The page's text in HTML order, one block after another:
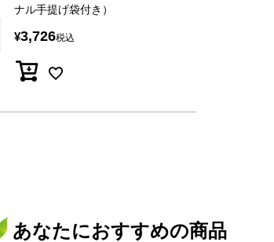
ナル手提げ袋付き）
¥3,726税込
あなたにおすすめの商品